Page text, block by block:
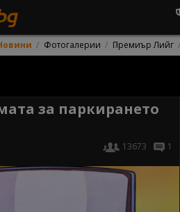
Фотогалерии Премиър Лийг
за паркирането
13673 1